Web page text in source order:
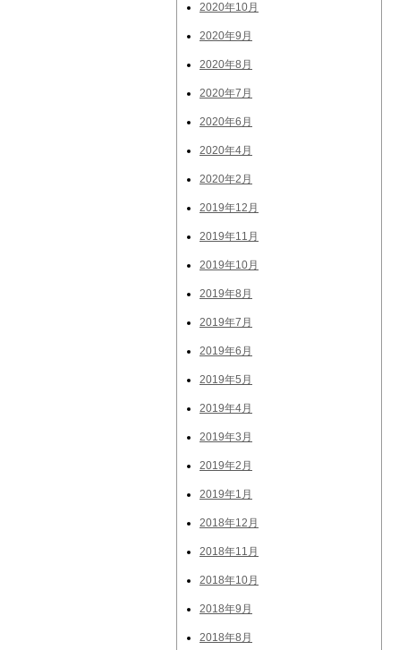
2020年10月
2020年9月
2020年8月
2020年7月
2020年6月
2020年4月
2020年2月
2019年12月
2019年11月
2019年10月
2019年8月
2019年7月
2019年6月
2019年5月
2019年4月
2019年3月
2019年2月
2019年1月
2018年12月
2018年11月
2018年10月
2018年9月
2018年8月